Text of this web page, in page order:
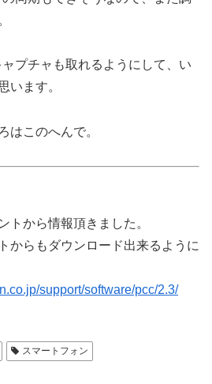
プチャも取れるようにして、い
います。
はこのへんで。
トから情報頂きました。
からもダウンロード出来るように
support/software/pcc/2.3/
スマートフォン